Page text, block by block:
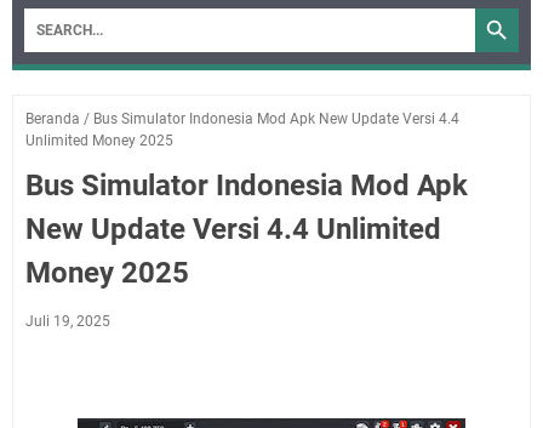
Beranda / Bus Simulator Indonesia Mod Apk New Update Versi 4.4
Unlimited Money 2025
Bus Simulator Indonesia Mod Apk
New Update Versi 4.4 Unlimited
Money 2025
Juli 19, 2025